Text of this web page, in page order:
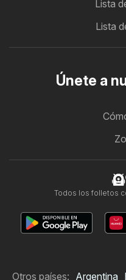
Lista
Lista
Únete a
Todos los folletos
Otros países: Argentina